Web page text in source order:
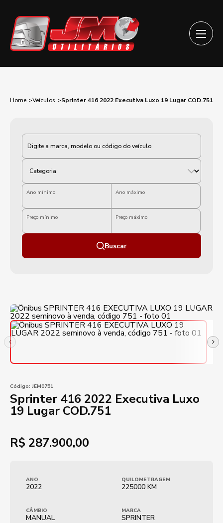
Home Veículos Sprinter 416 2022 Executiva Luxo 19 Lugar COD.751
Categoria
Ano mínimo Ano máximo
Preço mínimo Preço máximo
Buscar
Código: JEM0751
Sprinter 416 2022 Executiva Luxo
19 Lugar COD.751
R$ 287.900,00
ANO
2022
QUILOMETRAGEM
225000 KM
CÂMBIO
MANUAL
MARCA
SPRINTER